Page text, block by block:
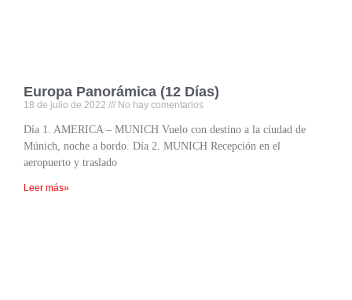
Europa Panorámica (12 Días)
18 de julio de 2022 No hay comentarios
Día 1. AMERICA – MUNICH Vuelo con destino a la ciudad de
Múnich, noche a bordo. Día 2. MUNICH Recepción en el
aeropuerto y traslado
Leer más»